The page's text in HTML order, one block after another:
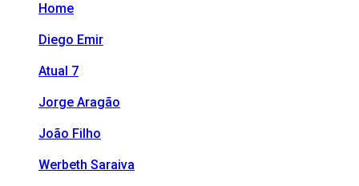
Home
Diego Emir
Atual 7
Jorge Aragão
João Filho
Werbeth Saraiva